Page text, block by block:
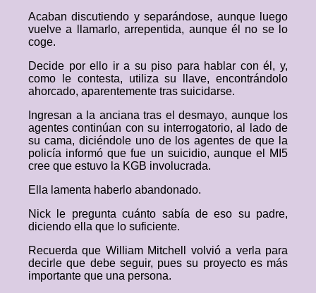
Acaban discutiendo y separándose, aunque luego
vuelve a llamarlo, arrepentida, aunque él no se lo
coge.
Decide por ello ir a su piso para hablar con él, y,
como le contesta, utiliza su llave, encontrándolo
ahorcado, aparentemente tras suicidarse.
Ingresan a la anciana tras el desmayo, aunque los
agentes continúan con su interrogatorio, al lado de
su cama, diciéndole uno de los agentes de que la
policía informó que fue un suicidio, aunque el MI5
cree que estuvo la KGB involucrada.
Ella lamenta haberlo abandonado.
Nick le pregunta cuánto sabía de eso su padre,
diciendo ella que lo suficiente.
Recuerda que William Mitchell volvió a verla para
decirle que debe seguir, pues su proyecto es más
importante que una persona.